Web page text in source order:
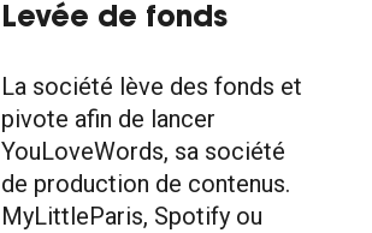
Levée de fonds
La société lève des fonds et
pivote afin de lancer
YouLoveWords, sa société
de production de contenus.
MyLittleParis, Spotify ou